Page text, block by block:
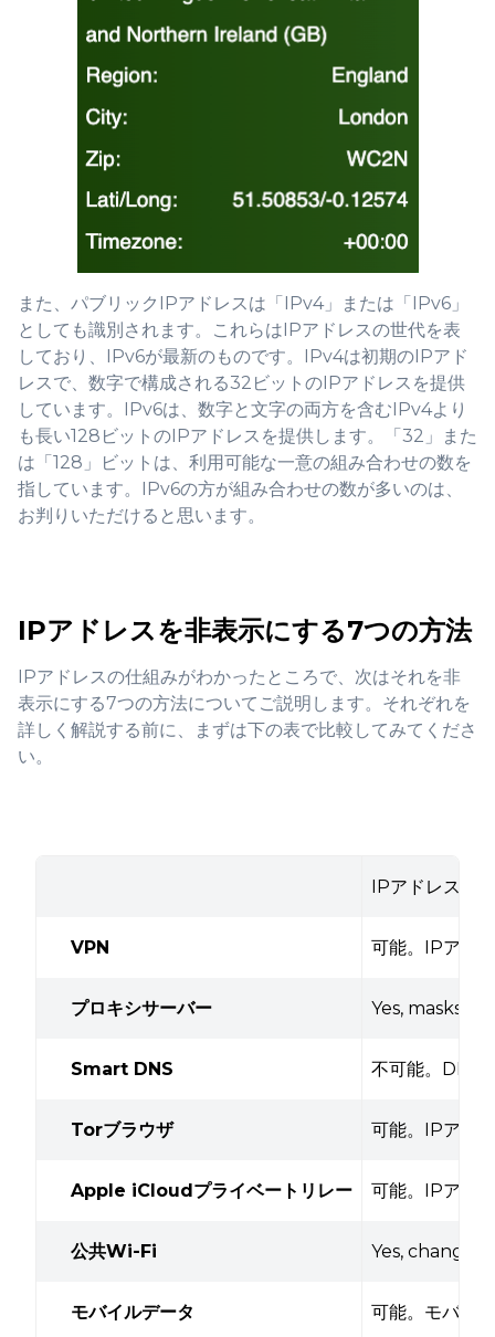
また、パブリックIPアドレスは「IPv4」または「IPv6」
としても識別されます。これらはIPアドレスの世代を表
しており、IPv6が最新のものです。IPv4は初期のIPアド
レスで、数字で構成される32ビットのIPアドレスを提供
しています。IPv6は、数字と文字の両方を含むIPv4より
も長い128ビットのIPアドレスを提供します。「32」また
は「128」ビットは、利用可能な一意の組み合わせの数を
指しています。IPv6の方が組み合わせの数が多いのは、
お判りいただけると思います。
IPアドレスを非表示にする7つの方法
IPアドレスの仕組みがわかったところで、次はそれを非
表示にする7つの方法についてご説明します。それぞれを
詳しく解説する前に、まずは下の表で比較してみてくださ
い。
IPアドレス非
VPN 可能。IPアド
プロキシサーバー Yes, masks
Smart DNS 不可能。DNS
Torブラウザ 可能。IPアド
Apple iCloudプライベートリレー 可能。IPアド
公共Wi-Fi Yes,
モバイルデータ 可能。モバイ